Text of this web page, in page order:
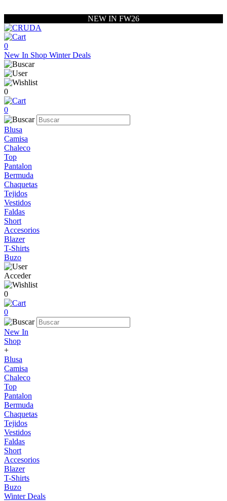
NEW IN FW26
0
New In Shop Winter Deals
0
0
Blusa
Camisa
Chaleco
Top
Pantalon
Bermuda
Chaquetas
Tejidos
Vestidos
Faldas
Short
Accesorios
Blazer
T-Shirts
Buzo
Acceder
0
0
New In
Shop
+
Blusa
Camisa
Chaleco
Top
Pantalon
Bermuda
Chaquetas
Tejidos
Vestidos
Faldas
Short
Accesorios
Blazer
T-Shirts
Buzo
Winter Deals